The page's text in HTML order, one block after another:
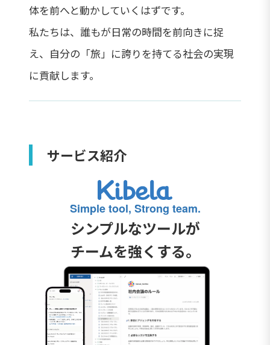
体を前へと動かしていくはずです。
私たちは、誰もが日常の時間を前向きに捉
え、自分の「旅」に誇りを持てる社会の実現
に貢献します。
サービス紹介
Simple tool, Strong team.
シンプルなツールが
チームを強くする。